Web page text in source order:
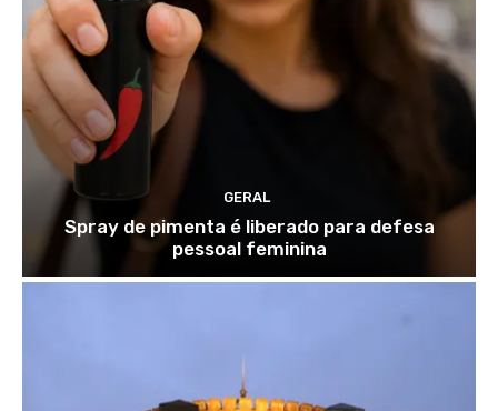
GERAL
Spray de pimenta é liberado para defesa
pessoal feminina